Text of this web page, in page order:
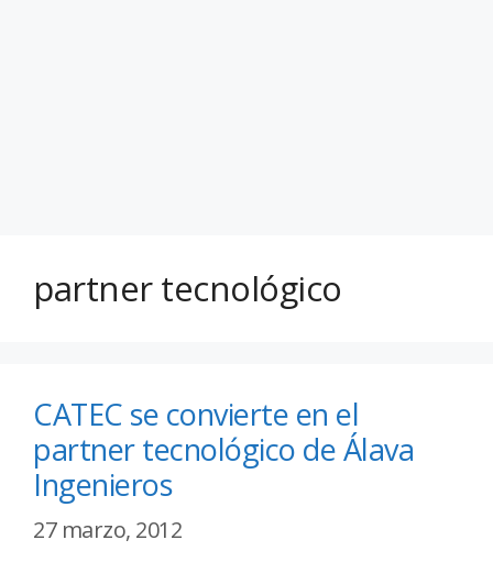
partner tecnológico
CATEC se convierte en el
partner tecnológico de Álava
Ingenieros
27 marzo, 2012